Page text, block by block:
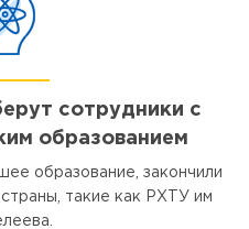
сотрудники с
образованием
образование, закончили
такие как РХТУ им